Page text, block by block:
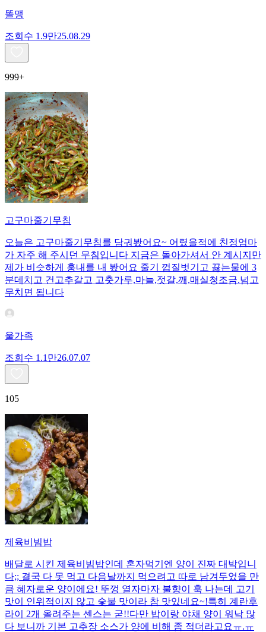
똘맹
조회수 1.9만25.08.29
999+
고구마줄기무침
오늘은 고구마줄기무침를 담궈봤어요~ 어렸을적에 친정엄마
가 자주 해 주시던 무침입니다 지금은 돌아가셔서 안 계시지만
제가 비슷하게 훙내를 내 봤어요 줄기 껍질벗기고 끓는물에 3
분데치고 건고추갈고 고춧가루,마늘,젓갈,깨,매실청조금.넘고
무치면 됩니다
울가족
조회수 1.1만26.07.07
105
제육비빔밥
배달로 시킨 제육비빔밥인데 혼자먹기엔 양이 진짜 대박입니
다;; 결국 다 못 먹고 다음날까지 먹으려고 따로 남겨두었을 만
큼 혜자로운 양이에요! 뚜껑 열자마자 불향이 훅 나는데 고기
맛이 인위적이지 않고 숯불 맛이라 참 맛있네요~!특히 계란후
라이 2개 올려주는 센스는 굳!! ​다만 밥이랑 야채 양이 워낙 많
다 보니까 기본 고추장 소스가 양에 비해 좀 적더라고요ㅠ.ㅠ